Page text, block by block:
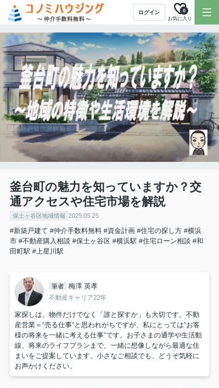
ログイン
お気に入り
0
釜台町の魅力を知っていますか？交
通アクセスや住宅市場を解説
保土ヶ谷区地域情報 2025.05.25
#新築戸建て #仲介手数料無料 #資金計画 #住宅の探し方 #横浜
市 #不動産購入相談 #保土ヶ谷区 #横浜駅 #住宅ローン相談 #和
田町駅 #上星川駅
筆者 梅澤 英孝
不動産キャリア22年
家探しは、物件だけでなく「誰と探すか」も大切です。不動
産営業＝“売る仕事”と思われがちですが、私にとっては“お客
様の将来を一緒に考える仕事”です。お子さまの通学や生活動
線、将来のライフプランまで、一緒に想像しながら最適な住
まいをご提案しています。小さなご相談でも、どうぞ気軽に
お声かけください。